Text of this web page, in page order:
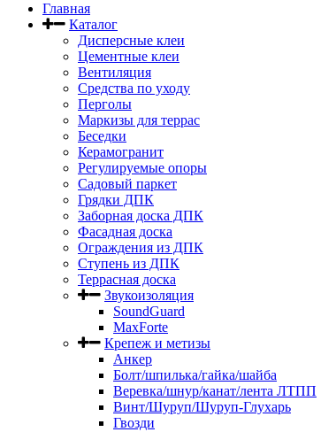
Главная
Каталог
Дисперсные клеи
Цементные клеи
Вентиляция
Средства по уходу
Перголы
Маркизы для террас
Беседки
Керамогранит
Регулируемые опоры
Садовый паркет
Грядки ДПК
Заборная доска ДПК
Фасадная доска
Ограждения из ДПК
Ступень из ДПК
Террасная доска
Звукоизоляция
SoundGuard
MaxForte
Крепеж и метизы
Анкер
Болт/шпилька/гайка/шайба
Веревка/шнур/канат/лента ЛТПП
Винт/Шуруп/Шуруп-Глухарь
Гвозди